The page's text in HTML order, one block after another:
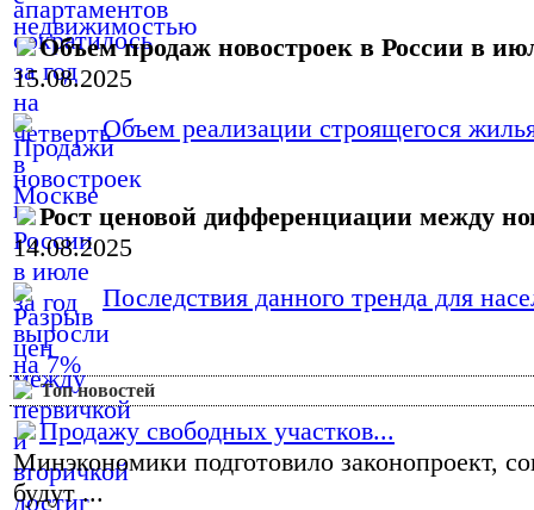
Объем продаж новостроек в России в
15.08.2025
Объем реализации строящегося
Рост ценовой дифференциации между
14.08.2025
Последствия данного тренда для
Топ новостей
Продажу свободных участков...
Минэкономики подготовило законопроект,
будут ...